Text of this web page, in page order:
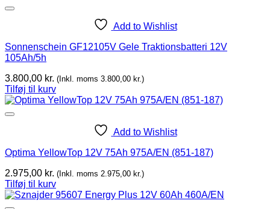
Add to Wishlist
Sonnenschein GF12105V Gele Traktionsbatteri 12V
105Ah/5h
3.800,00 kr. (Inkl. moms 3.800,00 kr.)
Tilføj til kurv
Add to Wishlist
Optima YellowTop 12V 75Ah 975A/EN (851-187)
2.975,00 kr. (Inkl. moms 2.975,00 kr.)
Tilføj til kurv